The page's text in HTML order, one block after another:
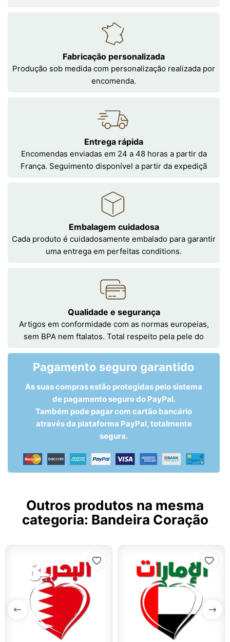
Fabricação personalizada
Produção sob medida com personalização realizada por
encomenda.
Entrega rápida
Encomendas enviadas em 24 a 48 horas a partir da
França. Seguimento disponível a partir da expediçã
Embalagem cuidadosa
Cada produto é cuidadosamente embalado para garantir
uma entrega em perfeitas conditions.
Qualidade e segurança
Artigos em conformidade com as normas europeias,
sem BPA nem ftalatos. Total respeito pela pele do
Pagamento seguro garantido
As suas compras estão protegidas pelo sistema
de pagamento seguro do PayPal.
Também pode pagar com cartão bancário
através da plataforma PayPal, totalmente
segura.
Outros produtos na mesma
categoria: Bandeira Coração